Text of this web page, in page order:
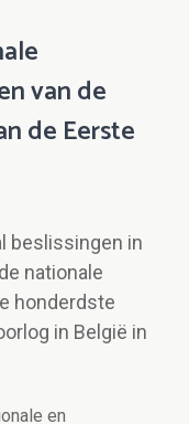
van de
de Eerste
beslissingen in
nationale
honderdste
in België in
en